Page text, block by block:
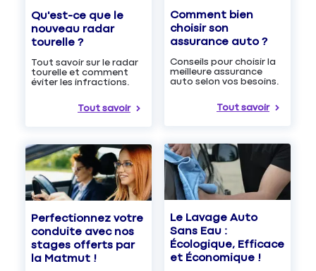
Qu'est-ce que le
nouveau radar
tourelle ?
Tout savoir sur le radar
tourelle et comment
éviter les infractions.
Tout savoir
Comment bien
choisir son
assurance auto ?
Conseils pour choisir la
meilleure assurance
auto selon vos besoins.
Tout savoir
Perfectionnez votre
conduite avec nos
stages offerts par
la Matmut !
Le Lavage Auto
Sans Eau :
Écologique, Efficace
et Économique !